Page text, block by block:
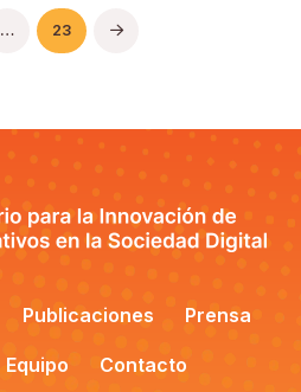
… 23 Next
Publicaciones Prensa
Equipo Contacto